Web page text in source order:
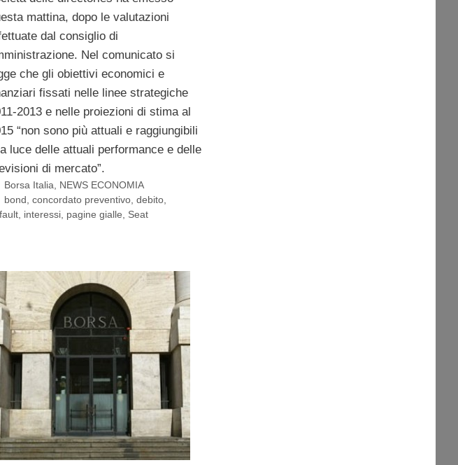
mattina, dopo le valutazioni
dal consiglio di
Nel comunicato si
che gli obiettivi economici e
fissati nelle linee strategiche
2013 e nelle proiezioni di stima al
“non sono più attuali e raggiungibili
luce delle attuali performance e delle
di mercato”.
Categorie
Borsa Italia
NEWS ECONOMIA
Tag
bond ,concordato preventivo ,debito
, interessi, pagine gialle Seat